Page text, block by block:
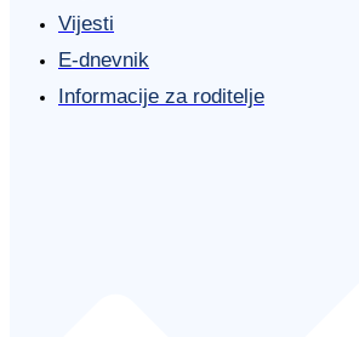
Vijesti
E-dnevnik
Informacije za roditelje